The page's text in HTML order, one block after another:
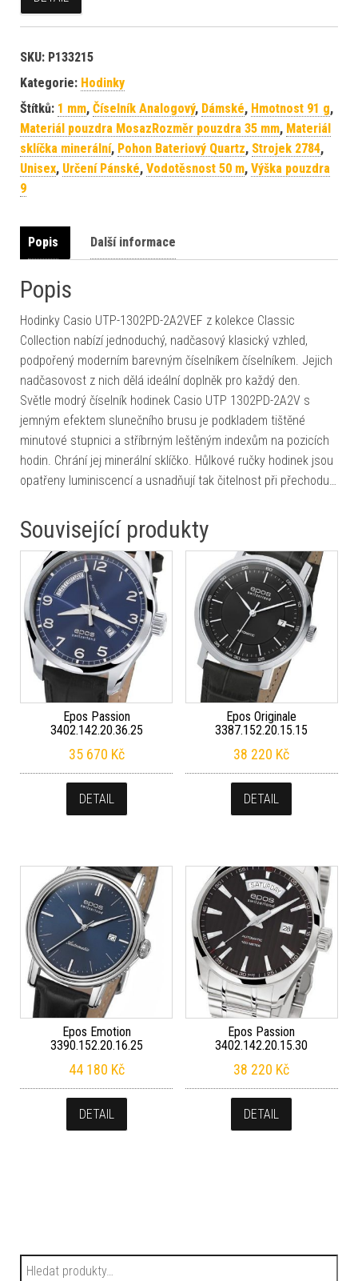
SKU: P133215
Kategorie: Hodinky
Štítků: 1 mm, Číselník Analogový, Dámské, Hmotnost 91 g,
Materiál pouzdra MosazRozměr pouzdra 35 mm, Materiál
sklíčka minerální, Pohon Bateriový Quartz, Strojek 2784,
Unisex, Určení Pánské, Vodotěsnost 50 m, Výška pouzdra
9
Popis Další informace
Popis
Hodinky Casio UTP-1302PD-2A2VEF z kolekce Classic
Collection nabízí jednoduchý, nadčasový klasický vzhled,
podpořený moderním barevným číselníkem číselníkem. Jejich
nadčasovost z nich dělá ideální doplněk pro každý den.
Světle modrý číselník hodinek Casio UTP 1302PD-2A2V s
jemným efektem slunečního brusu je podkladem tištěné
minutové stupnici a stříbrným leštěným indexům na pozicích
hodin. Chrání jej minerální sklíčko. Hůlkové ručky hodinek jsou
opatřeny luminiscencí a usnadňují tak čitelnost při přechodu…
Související produkty
Epos Passion
3402.142.20.36.25
35 670 Kč
DETAIL
Epos Originale
3387.152.20.15.15
38 220 Kč
DETAIL
Epos Emotion
3390.152.20.16.25
44 180 Kč
DETAIL
Epos Passion
3402.142.20.15.30
38 220 Kč
DETAIL
Hledat: